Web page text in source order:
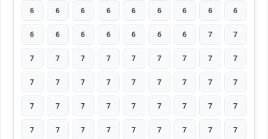
6 6 6 6 6 6 6 6 6
6 6 6 6 6 6 6 7 7
7 7 7 7 7 7 7 7 7
7 7 7 7 7 7 7 7 7
7 7 7 7 7 7 7 7 7
7 7 7 7 7 7 7 7 7